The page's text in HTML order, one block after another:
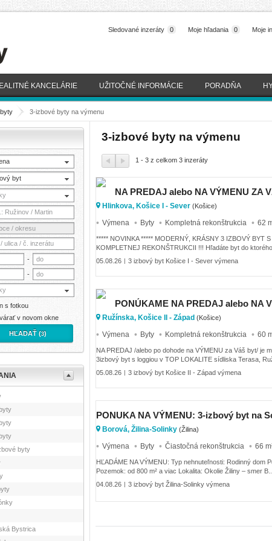
Moje
Moje hľadania 0
Sledované inzeráty 0
KANCELÁRIE UŽITOČNÉ INFORMÁCIE PORADŇA
> 3-izbové byty na výmenu
3-izbové byty na výmenu
1 - 3 z celkom 3 inzeráty
NA PREDAJ alebo NA VÝMENU ZA
Hlinkova, Košice I - Sever (Košice)
Výmena Byty Kompletná rekonštrukcia 62
***** NOVINKA ***** MODERNÝ, KRÁSNY 3 IZBOVÝ BYT
KOMPLETNEJ REKONŠTRUKCII !!! Hľadáte byt do
05.08.26 | 3 izbový byt Košice I - Sever výmena
Ružínska, Košice II - Západ (Košice)
Výmena Byty Kompletná rekonštrukcia 60
NA PREDAJ /alebo po dohode na VÝMENU za Váš byt/ je
3izbový byt s loggiou v TOP LOKALITE sídliska Terasa,
05.08.26 | 3 izbový byt Košice II - Západ výmena
Borová, Žilina-Solinky (Žilina)
Výmena Byty Čiastočná rekonštrukcia 66
HĽADÁME NA VÝMENU: Typ nehnuteľnosti: Rodinný dom
Pozemok: od 800 m² a viac Lokalita: Okolie Žiliny – smer B...
04.08.26 | 3 izbový byt Žilina-Solinky výmena
byt
-
-
s fotkou
v novom okne
HĽADAŤ (3)
byty
Bystrica